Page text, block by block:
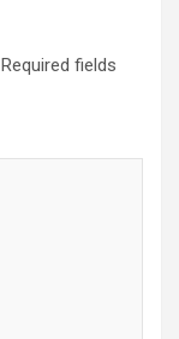
Required fields